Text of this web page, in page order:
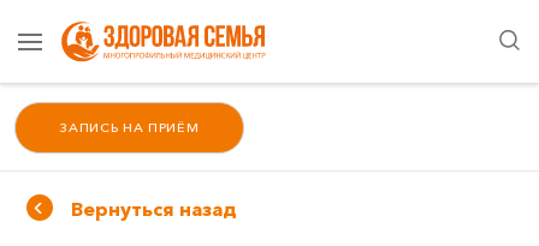
ЗАПИСЬ НА ПРИЁМ
Вернуться назад